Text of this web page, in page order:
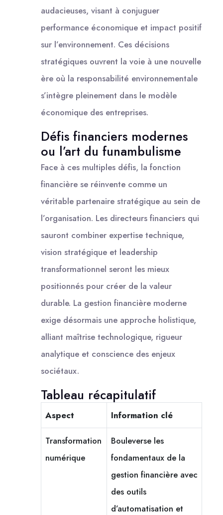
audacieuses, visant à conjuguer
performance économique et impact positif
sur l’environnement. Ces décisions
stratégiques ouvrent la voie à une nouvelle
ère où la responsabilité environnementale
s’intègre pleinement dans le modèle
économique des entreprises.
Défis financiers modernes
ou l’art du funambulisme
Face à ces multiples défis, la fonction
financière se réinvente comme un
véritable partenaire stratégique au sein de
l’organisation. Les directeurs financiers qui
sauront combiner expertise technique,
vision stratégique et leadership
transformationnel seront les mieux
positionnés pour créer de la valeur
durable. La gestion financière moderne
exige désormais une approche holistique,
alliant maîtrise technologique, rigueur
analytique et conscience des enjeux
sociétaux.
Tableau récapitulatif
Aspect Information clé
Transformation
numérique
Bouleverse les
fondamentaux de la
gestion financière avec
des outils
d’automatisation et